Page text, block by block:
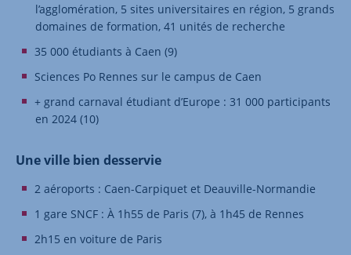
l’agglomération, 5 sites universitaires en région, 5 grands
domaines de formation, 41 unités de recherche
35 000 étudiants à Caen (9)
Sciences Po Rennes sur le campus de Caen
+ grand carnaval étudiant d’Europe : 31 000 participants
en 2024 (10)
Une ville bien desservie
2 aéroports : Caen-Carpiquet et Deauville-Normandie
1 gare SNCF : À 1h55 de Paris (7), à 1h45 de Rennes
2h15 en voiture de Paris